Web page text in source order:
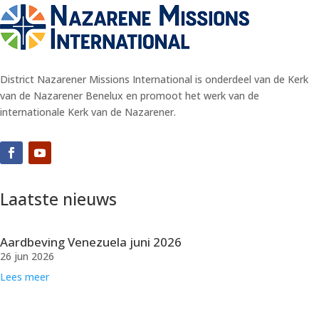
District Nazarener Missions International is onderdeel van de Kerk
van de Nazarener Benelux en promoot het werk van de
internationale Kerk van de Nazarener.
Laatste nieuws
Aardbeving Venezuela juni 2026
26 jun 2026
Lees meer